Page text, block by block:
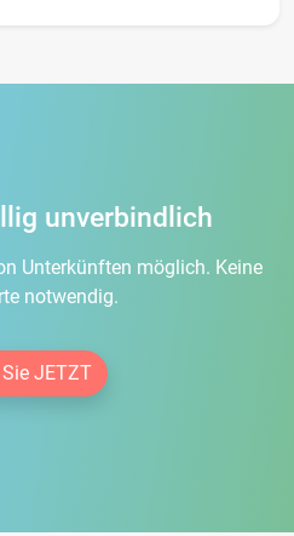
unverbindlich
Unterkünften möglich. Keine
notwendig.
JETZT